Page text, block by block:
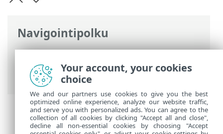
Navigointipolku
ESET-online-ohje>ESET HOME>ESET
HOME -mobiilisovellus> Sovelluksen
asetukset
Your account, your cookies
choice
We and our partners use cookies to give you the best
optimized online experience, analyze our website traffic,
and serve you with personalized ads. You can agree to the
collection of all cookies by clicking "Accept all and close",
decline all non-essential cookies by choosing "Accept